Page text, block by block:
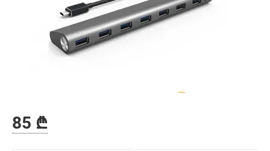
85 ₾